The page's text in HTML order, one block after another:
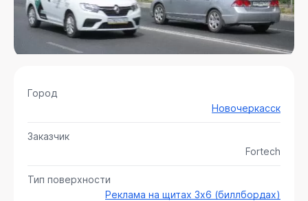
Город
Новочеркасск
Заказчик
Fortech
Тип поверхности
Реклама на щитах 3х6 (биллбордах)